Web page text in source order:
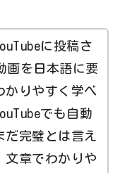
に投稿さ
画を日本語に要
かりやすく学べ
でも自動
完璧とは言え
文章でわかりや